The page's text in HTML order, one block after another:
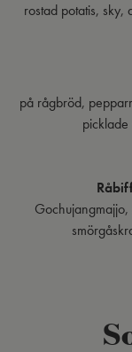
rostad potatis,
på rågbröd,